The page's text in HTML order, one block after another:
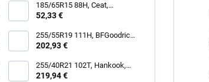
185/65R15 88H, Ceat,
ECODRIVE
52,33 €
255/55R19 111H, BFGoodrich,
TRAIL-TERRAIN T/A
202,93 €
255/40R21 102T, Hankook,
IK01A iON EVO SUV
219,94 €